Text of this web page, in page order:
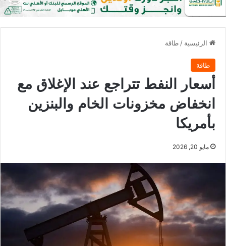
الرئيسية / طاقة
طاقة
أسعار النفط تتراجع عند الإغلاق مع
انخفاض مخزونات الخام والبنزين
بأمريكا
مايو 20, 2026